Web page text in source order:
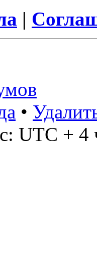
|
•
UTC + 4